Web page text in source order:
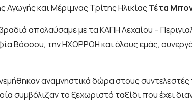
Αγωγής και Μέριμνας Τρίτης Ηλικίας Τέτα
απολαύσαμε με τα ΚΑΠΗ Λεχαίου –
Βόσσου, την ΗΧΟΡΡΟΗ και όλους εμάς,
αναμνηστικά δώρα στους
συμβόλιζαν το ξεχωριστό ταξίδι που έχει